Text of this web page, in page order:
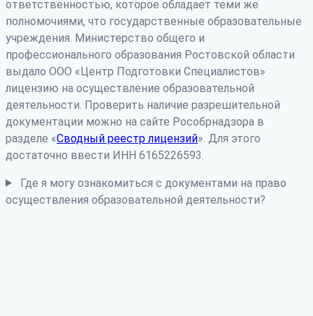
ответственностью, которое обладает теми же
полномочиями, что государственные образовательные
учреждения. Министерство общего и
профессионального образования Ростовской области
выдало ООО «Центр Подготовки Специалистов»
лицензию на осуществление образовательной
деятельности. Проверить наличие разрешительной
документации можно на сайте Рособрнадзора в
разделе «Сводный реестр лицензий». Для этого
достаточно ввести ИНН 6165226593.
Где я могу ознакомиться с документами на право
осуществления образовательной деятельности?